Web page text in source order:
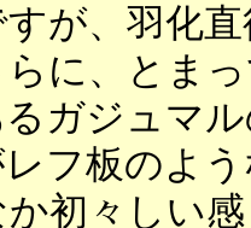
が、羽化
に、とま
ガジュマ
フ板のよ
初々しい